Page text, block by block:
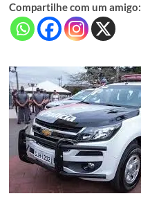
Compartilhe com um amigo: